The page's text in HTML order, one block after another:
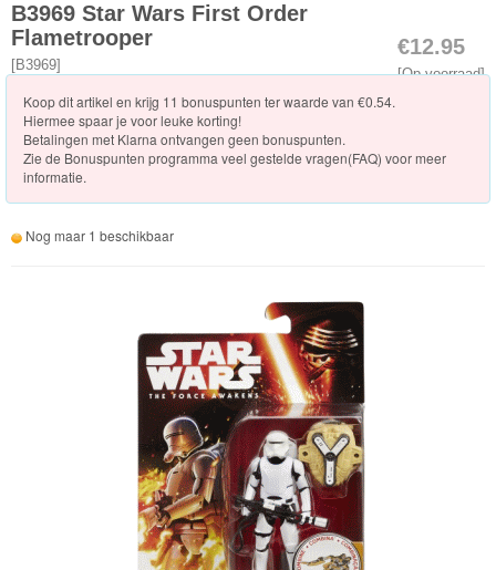
Knuffels
Schleich
Enchantimals
Shimmer
Shine
€12.95
[Op voorraad]
B3969 Star Wars First Order
Flametrooper
[B3969]
Koop dit artikel en krijg 11 bonuspunten ter waarde van €0.54.
Hiermee spaar je voor leuke korting!
Betalingen met Klarna ontvangen geen bonuspunten.
Zie de Bonuspunten programma veel gestelde vragen(FAQ) voor meer
informatie.
Nog maar 1 beschikbaar